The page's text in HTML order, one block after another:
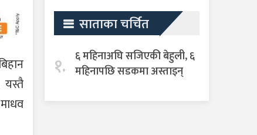
यस्तै
साताका चर्चित
१. ६ महिनाअघि सजिएकी बेहुली, ६
महिनापछि सडकमा अस्ताइन्